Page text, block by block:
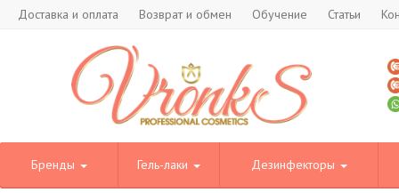
Доставка и оплата Возврат и обмен Обучение Статьи
Бренды Гель-лаки Дезинфекторы